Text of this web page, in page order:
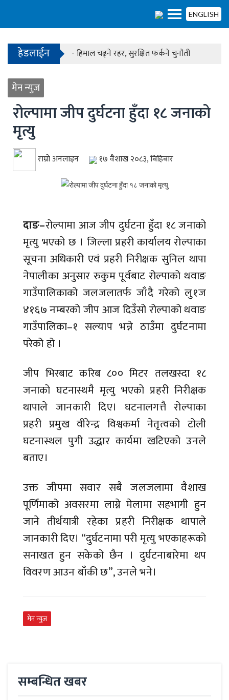
ENGLISH
हेडलाईन
- हिमाल चढ्ने रहर, सुरक्षित फर्कने चुनौती
मेन न्युज
रोल्पामा जीप दुर्घटना हुँदा १८ जनाको
मृत्यु
राम्रो अनलाइन १७ वैशाख २०८३, बिहिबार
दाङ–रोल्पामा आज जीप दुर्घटना हुँदा १८ जनाको
मृत्यु भएको छ । जिल्ला प्रहरी कार्यालय रोल्पाका
सूचना अधिकारी एवं प्रहरी निरीक्षक सुनिल थापा
नेपालीका अनुसार रुकुम पूर्वबाट रोल्पाको थवाङ
गाउँपालिकाको जलजलातर्फ जाँदै गरेको लु१ज
४१६७ नम्बरको जीप आज दिउँसो रोल्पाको थवाङ
गाउँपालिका–१ सल्याप भन्ने ठाउँमा दुर्घटनामा
परेको हो ।
जीप भिरबाट करिब ८०० मिटर तलखस्दा १८
जनाको घटनास्थमै मृत्यु भएको प्रहरी निरीक्षक
थापाले जानकारी दिए। घटनालगत्तै रोल्पाका
प्रहरी प्रमुख वीरेन्द्र विश्वकर्मा नेतृत्वको टोली
घटनास्थल पुगी उद्धार कार्यमा खटिएको उनले
बताए।
उक्त जीपमा सवार सबै जलजलामा वैशाख
पूर्णिमाको अवसरमा लाग्ने मेलामा सहभागी हुन
जाने तीर्थयात्री रहेका प्रहरी निरीक्षक थापाले
जानकारी दिए। “दुर्घटनामा परी मृत्यु भएकाहरूको
सनाखत हुन सकेको छैन । दुर्घटनाबारेमा थप
विवरण आउन बाँकी छ”, उनले भने।
मेन न्युज
सम्बन्धित खबर